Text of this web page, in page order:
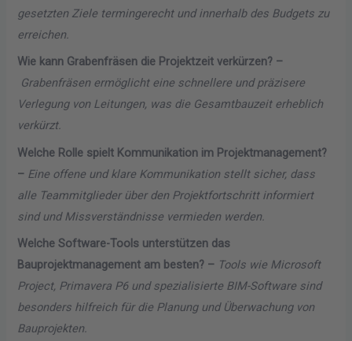
gesetzten Ziele termingerecht und innerhalb des Budgets zu
erreichen.
Wie kann Grabenfräsen die Projektzeit verkürzen? –
Grabenfräsen ermöglicht eine schnellere und präzisere
Verlegung von Leitungen, was die Gesamtbauzeit erheblich
verkürzt.
Welche Rolle spielt Kommunikation im Projektmanagement?
– Eine offene und klare Kommunikation stellt sicher, dass
alle Teammitglieder über den Projektfortschritt informiert
sind und Missverständnisse vermieden werden.
Welche Software-Tools unterstützen das
Bauprojektmanagement am besten? – Tools wie Microsoft
Project, Primavera P6 und spezialisierte BIM-Software sind
besonders hilfreich für die Planung und Überwachung von
Bauprojekten.